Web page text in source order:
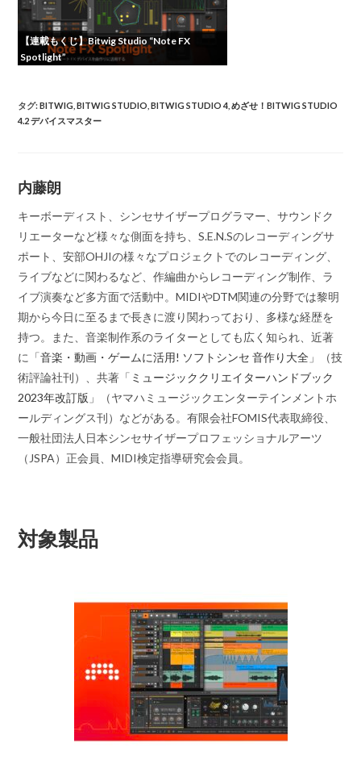
【連載もくじ】Bitwig Studio “Note FX
Spotlight”
タグ:BITWIG BITWIG STUDIO BITWIG STUDIO 4 めざせ！BITWIG STUDIO
4.2 デバイスマスター
内藤朗
キーボーディスト、シンセサイザープログラマー、サウンドク
リエーターなど様々な側面を持ち、S.E.N.Sのレコーディングサ
ポート、安部OHJIの様々なプロジェクトでのレコーディング、
ライブなどに関わるなど、作編曲からレコーディング制作、ラ
イブ演奏など多方面で活動中。MIDIやDTM関連の分野では黎明
期から今日に至るまで長きに渡り関わっており、多様な経歴を
持つ。また、音楽制作系のライターとしても広く知られ、近著
に「音楽・動画・ゲームに活用! ソフトシンセ 音作り大全 」（技
術評論社刊）、共著「 ミュージッククリエイターハンドブック
2023年改訂版 」（ヤマハミュージックエンターテインメントホ
ールディングス刊）などがある。有限会社FOMIS代表取締役、
一般社団法人日本シンセサイザープロフェッショナルアーツ
（JSPA）正会員、MIDI検定指導研究会会員。
対象製品